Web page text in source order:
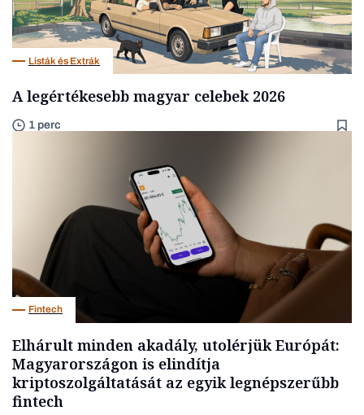
Listák és Extrák
A legértékesebb magyar celebek 2026
1 perc
Fintech
Elhárult minden akadály, utolérjük Európát:
Magyarországon is elindítja
kriptoszolgáltatását az egyik legnépszerűbb
fintech